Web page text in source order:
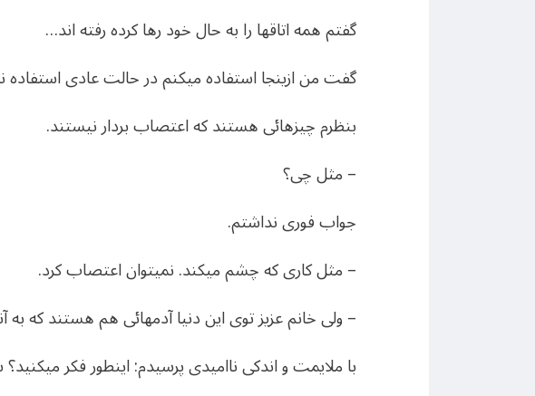
گفتم همه اتاقها را به حال خود رها کرده رفته اند…
گفت من ازینجا استفاده میکنم در حالت عادی
بنظرم چیزهائی هستند که اعتصاب بردار نیستند.
– مثل چی؟
جواب فوری نداشتم.
– مثل کاری که چشم میکند. نمیتوان اعتصاب کرد.
– ولی خانم عزیز توی این دنیا آدمهائی هم هستند که به
با ملایمت و اندکی ناامیدی پرسیدم: اینطور فکر